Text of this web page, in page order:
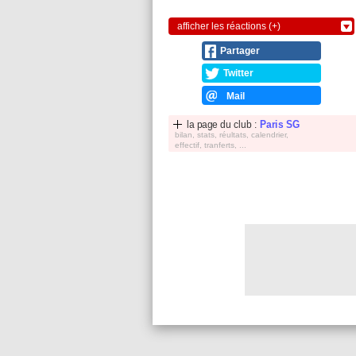
afficher les réactions (+)
Partager
Twitter
Mail
la page du club : Paris SG
bilan, stats, réultats, calendrier,
effectif, tranferts, ...